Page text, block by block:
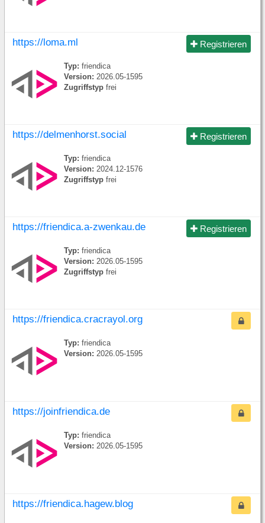
Registrieren
https://loma.ml
Typ: friendica
Version: 2026.05-1595
Zugriffstyp frei
Registrieren
https://delmenhorst.social
Typ: friendica
Version: 2024.12-1576
Zugriffstyp frei
Registrieren
https://friendica.a-zwenkau.de
Typ: friendica
Version: 2026.05-1595
Zugriffstyp frei
https://friendica.cracrayol.org
Typ: friendica
Version: 2026.05-1595
https://joinfriendica.de
Typ: friendica
Version: 2026.05-1595
https://friendica.hagew.blog